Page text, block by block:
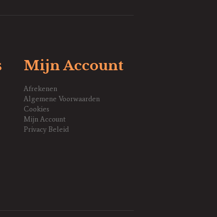
Mijn Account
Afrekenen
Algemene Voorwaarden
Cookies
Mijn Account
Privacy Beleid